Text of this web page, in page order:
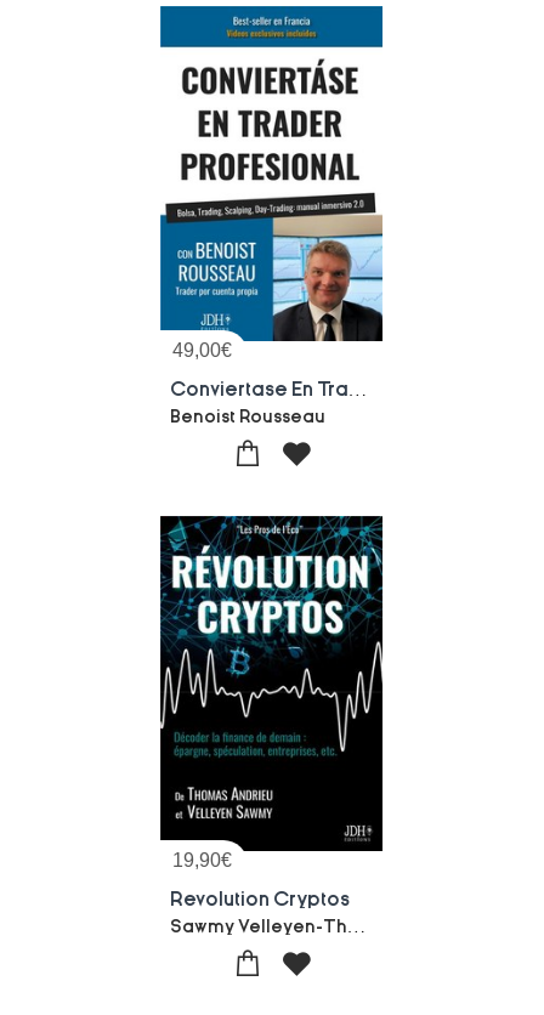
49,00€
Benoist Rousseau
19,90€
Revolution Cryptos